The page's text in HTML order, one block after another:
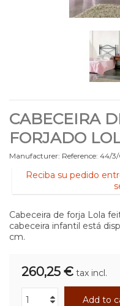
CABECEIRA
FORJADO
Manufacturer: Reference: 44/3/
Reciba su pedido
Cabeceira de forja Lola
cabeceira infantil está
cm.
260,25 € tax incl.
Add to